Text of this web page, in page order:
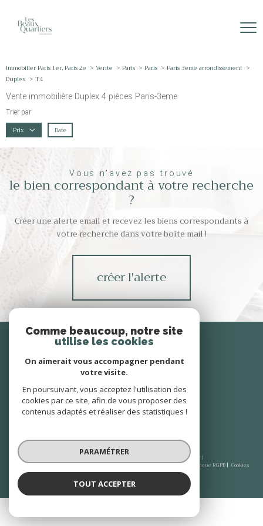
Immobilier Paris 1er, Paris 2e Vente Paris Paris
Paris 3eme arrondissement
Duplex
T4
Vente immobilière Duplex 4 pièces Paris-3eme
Trier par
Prix Date
Vous n'avez pas trouvé
le bien correspondant à votre recherche
?
Créer une alerte email et recevez les biens correspondants à
votre recherche dans votre boîte mail !
créer l'alerte
Se
connecter
espace propriétaire
Nous
suivre
© 2026 | Tous droits réservés | Traduction powered by Google |
Plan du site
Mentions légales Admin Nos honoraires Partenaires Politique RGPD Cookies
Comme beaucoup, notre site
utilise les cookies
On aimerait vous accompagner pendant
votre visite.
En poursuivant, vous acceptez l'utilisation des
cookies par ce site, afin de vous proposer des
contenus adaptés et réaliser des statistiques !
PARAMÉTRER
TOUT ACCEPTER